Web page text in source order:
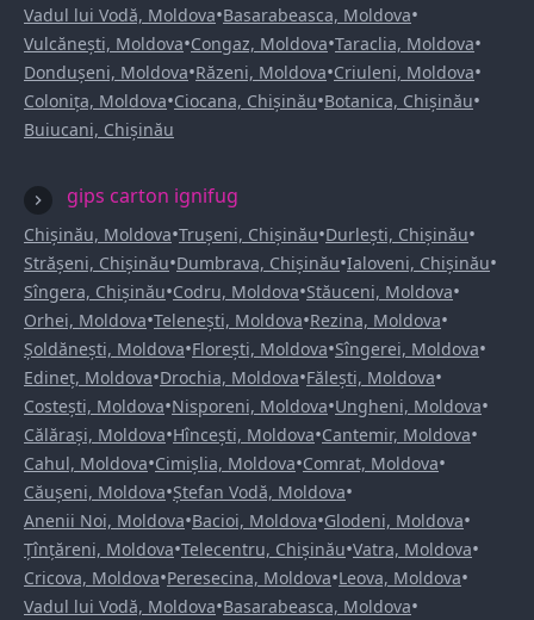
Vadul lui Vodă, Moldova•Basarabeasca, Moldova•
Vulcănești, Moldova•Congaz, Moldova•Taraclia, Moldova•
Dondușeni, Moldova•Răzeni, Moldova•Criuleni, Moldova•
Colonița, Moldova•Ciocana, Chișinău•Botanica, Chișinău•
Buiucani, Chișinău
gips carton ignifug
Chișinău, Moldova•Trușeni, Chișinău•Durlești, Chișinău•
Strășeni, Chișinău•Dumbrava, Chișinău•Ialoveni, Chișinău•
Sîngera, Chișinău•Codru, Moldova•Stăuceni, Moldova•
Orhei, Moldova•Telenești, Moldova•Rezina, Moldova•
Șoldănești, Moldova•Florești, Moldova•Sîngerei, Moldova•
Edineț, Moldova•Drochia, Moldova•Fălești, Moldova•
Costești, Moldova•Nisporeni, Moldova•Ungheni, Moldova•
Călărași, Moldova•Hîncești, Moldova•Cantemir, Moldova•
Cahul, Moldova•Cimișlia, Moldova•Comrat, Moldova•
Căușeni, Moldova•Ștefan Vodă, Moldova•
Anenii Noi, Moldova•Bacioi, Moldova•Glodeni, Moldova•
Țînțăreni, Moldova•Telecentru, Chișinău•Vatra, Moldova•
Cricova, Moldova•Peresecina, Moldova•Leova, Moldova•
Vadul lui Vodă, Moldova•Basarabeasca, Moldova•